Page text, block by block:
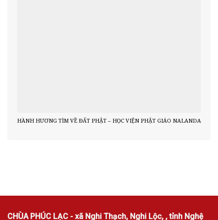
HÀNH HƯƠNG TÌM VỀ ĐẤT PHẬT – HỌC VIỆN PHẬT GIÁO NALANDA
CHÙA PHÚC LẠC - xã Nghi Thạch, Nghi Lộc, , tỉnh Nghệ